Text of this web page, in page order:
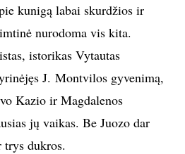
kunigą labai skurdžios ir
nurodoma vis kita.
istorikas Vytautas
J. Montvilos gyvenimą,
Kazio ir Magdalenos
jų vaikas. Be Juozo dar
trys dukros.